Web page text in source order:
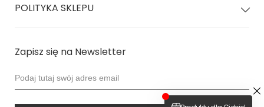
POLITYKA SKLEPU
Zapisz się na Newsletter